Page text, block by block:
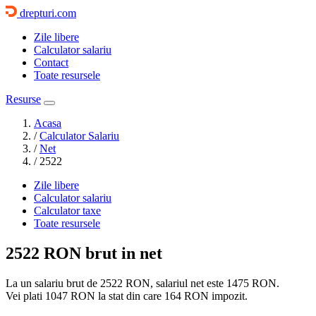
drepturi.com
Zile libere
Calculator salariu
Contact
Toate resursele
Resurse
Acasa
/ Calculator Salariu
/ Net
/ 2522
Zile libere
Calculator salariu
Calculator taxe
Toate resursele
2522 RON brut in net
La un salariu brut de 2522 RON, salariul net este 1475 RON.
Vei plati 1047 RON la stat din care 164 RON impozit.